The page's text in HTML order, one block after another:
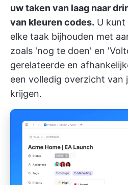
uw taken van laag naar
van kleuren codes. U
elke taak bijhouden met
zoals 'nog te doen' en
gerelateerde en
een volledig overzicht van
krijgen.